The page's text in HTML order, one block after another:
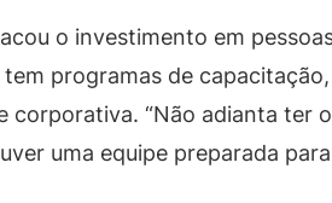
o investimento em
tem programas de
corporativa. “Não adianta ter
uma equipe preparada